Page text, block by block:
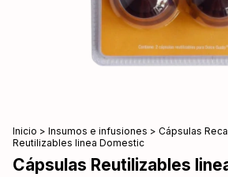
Inicio > Insumos e infusiones > Cápsulas
Reutilizables linea Domestic
Cápsulas Reutilizables